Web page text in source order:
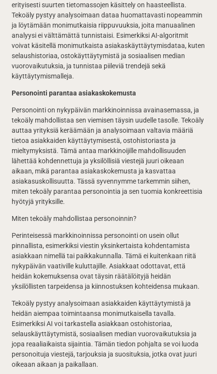
erityisesti suurten tietomassojen käsittely on haasteellista.
Tekoäly pystyy analysoimaan dataa huomattavasti nopeammin
ja löytämään monimutkaisia riippuvuuksia, joita manuaalinen
analyysi ei välttämättä tunnistaisi. Esimerkiksi AI-algoritmit
voivat käsitellä monimutkaista asiakaskäyttäytymisdataa, kuten
selaushistoriaa, ostokäyttäytymistä ja sosiaalisen median
vuorovaikutuksia, ja tunnistaa piileviä trendejä sekä
käyttäytymismalleja.
Personointi parantaa asiakaskokemusta
Personointi on nykypäivän markkinoinnissa avainasemassa, ja
tekoäly mahdollistaa sen viemisen täysin uudelle tasolle. Tekoäly
auttaa yrityksiä keräämään ja analysoimaan valtavia määriä
tietoa asiakkaiden käyttäytymisestä, ostohistoriasta ja
mieltymyksistä. Tämä antaa markkinoijille mahdollisuuden
lähettää kohdennettuja ja yksilöllisiä viestejä juuri oikeaan
aikaan, mikä parantaa asiakaskokemusta ja kasvattaa
asiakasuskollisuutta. Tässä syvennymme tarkemmin siihen,
miten tekoäly parantaa personointia ja sen tuomia konkreettisia
hyötyjä yrityksille.
Miten tekoäly mahdollistaa personoinnin?
Perinteisessä markkinoinnissa personointi on usein ollut
pinnallista, esimerkiksi viestin yksinkertaista kohdentamista
asiakkaan nimellä tai paikkakunnalla. Tämä ei kuitenkaan riitä
nykypäivän vaativille kuluttajille. Asiakkaat odottavat, että
heidän kokemuksensa ovat täysin räätälöityjä heidän
yksilöllisten tarpeidensa ja kiinnostuksen kohteidensa mukaan.
Tekoäly pystyy analysoimaan asiakkaiden käyttäytymistä ja
heidän aiempaa toimintaansa monimutkaisella tavalla.
Esimerkiksi AI voi tarkastella asiakkaan ostohistoriaa,
selauskäyttäytymistä, sosiaalisen median vuorovaikutuksia ja
jopa reaaliaikaista sijaintia. Tämän tiedon pohjalta se voi luoda
personoituja viestejä, tarjouksia ja suosituksia, jotka ovat juuri
oikeaan aikaan ja paikallaan.